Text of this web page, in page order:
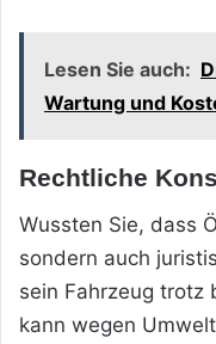
Lesen Sie auch:
Wartung und
Rechtliche
Wussten Sie, dass
sondern auch
sein Fahrzeug trotz
kann wegen